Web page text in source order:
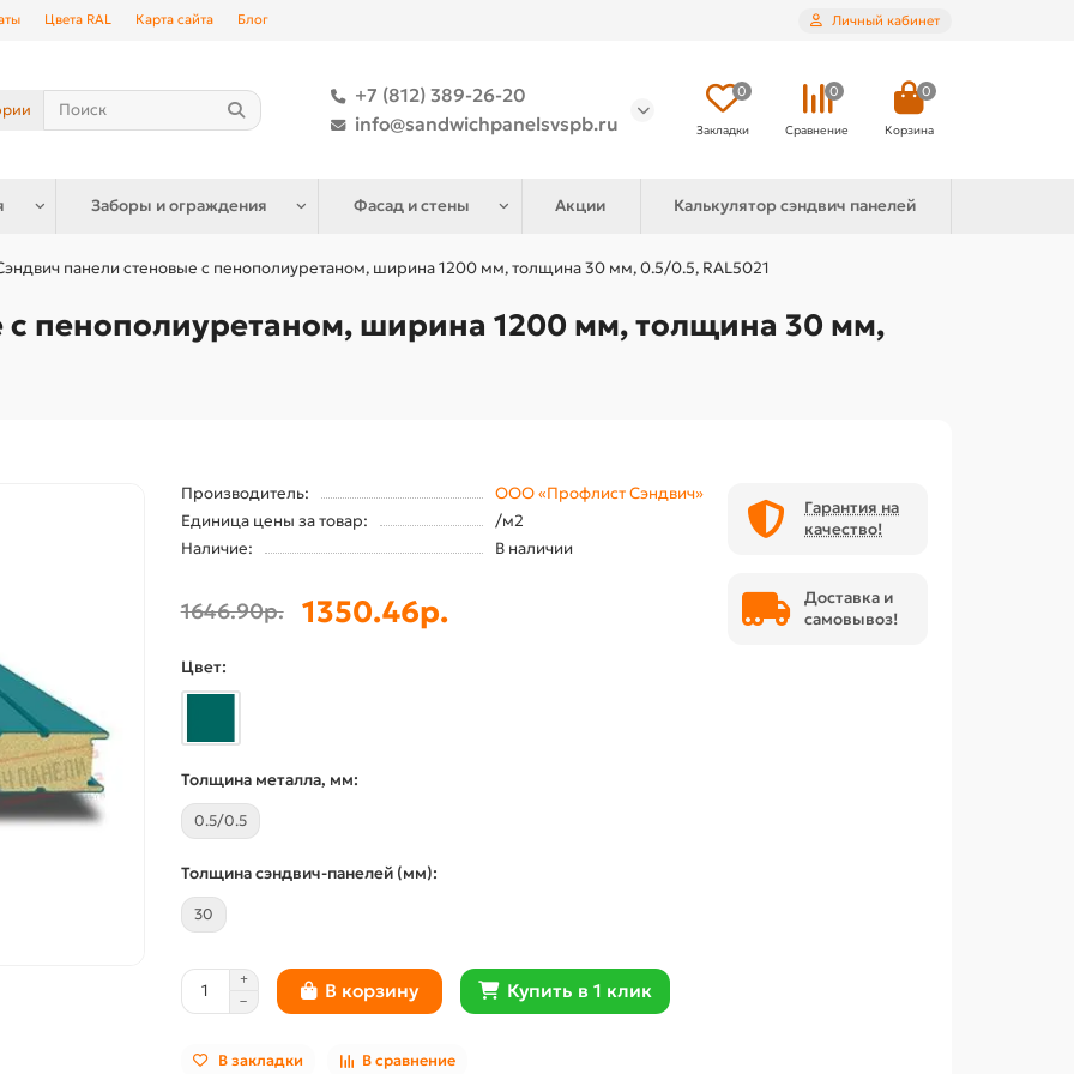
Цвета RAL Карта сайта Блог Личный кабинет
+7 (812) 389-26-20
info@sandwichpanelsvspb.ru
0
Закладки
0
Сравнение
0
Корзина
Заборы и ограждения Фасад и стены Акции Калькулятор сэндвич панелей
панели стеновые с пенополиуретаном, ширина 1200 мм, толщина 30 мм, 0.5/0.5, RAL5021
с пенополиуретаном, ширина 1200 мм, толщина 30 мм,
Производитель:
ООО «Профлист Сэндвич»
Единица цены за товар:
/м2
Наличие:
В наличии
1646.90р. 1350.46р.
Цвет:
Толщина металла, мм:
0.5/0.5
Толщина сэндвич-панелей (мм):
30
В корзину Купить в 1 клик
В закладки В сравнение
Гарантия на
качество!
Доставка и
самовывоз!